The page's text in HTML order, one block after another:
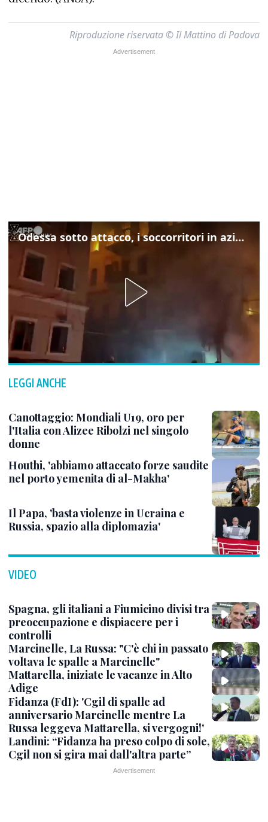
Riproduzione riservata © Il Mattino di Padova
Odessa sotto attacco, i soccorritori in azione
LEGGI ANCHE
Canottaggio: Mondiali U19, oro per
l'Italia con Alizee Ribolzi nel singolo
donne
Houthi, 'abbiamo attaccato forze saudite
nel porto yemenita di al-Makha'
Il Papa, 'basta violenze in Ucraina e
Russia, spazio alla diplomazia'
VIDEO
Spagna, gli italiani a Fiumicino divisi tra
preoccupazione e dispiacere per i
controlli
Marcinelle, La Russa: "C'è chi in passato
voltava le spalle a Marcinelle"
Mattarella, iniziate le vacanze in Alto
Adige
Fidanza (FdI): 'Cgil di spalle ad
anniversario Marcinelle mentre La
Russa leggeva Mattarella, si vergogni!'
Landini: “Fidanza ha preso colpo di sole,
Cgil non si gira mai dall'altra parte”